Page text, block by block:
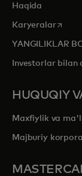
Haqida
Karyeralaropens
YANGILIKLAR
Investorlar bilan
HUQUQIY
Maxfiylik va
Majburiy